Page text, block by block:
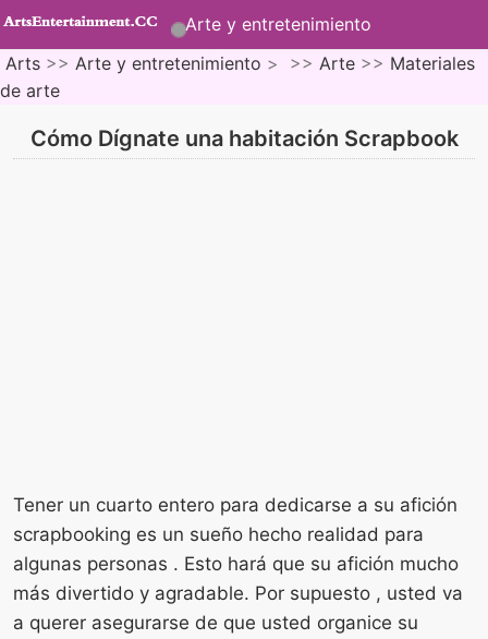
Arte y entretenimiento
Arts >> Arte y entretenimiento > >> Arte >> Materiales
de arte
Cómo Dígnate una habitación Scrapbook
Tener un cuarto entero para dedicarse a su afición
scrapbooking es un sueño hecho realidad para
algunas personas . Esto hará que su afición mucho
más divertido y agradable. Por supuesto , usted va
a querer asegurarse de que usted organice su